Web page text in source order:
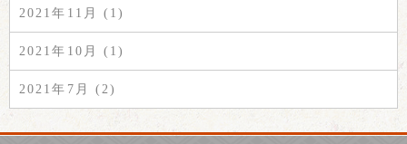
2021年11月 (1)
2021年10月 (1)
2021年7月 (2)